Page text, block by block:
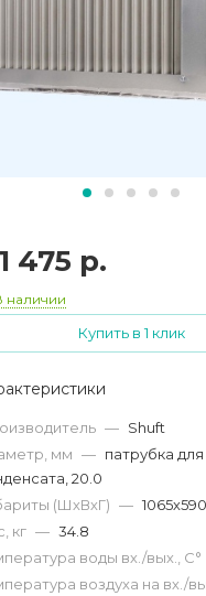
475 р.
наличии
Купить в 1 клик
— Shuft
мм — патрубка
20.0
(ШхВхГ) —
кг — 34.8
воды вх./вых., С°
воздуха на вх./